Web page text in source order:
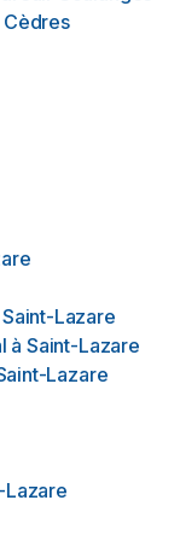
Cèdres
Saint-Lazare
à Saint-Lazare
Lazare
Lazare